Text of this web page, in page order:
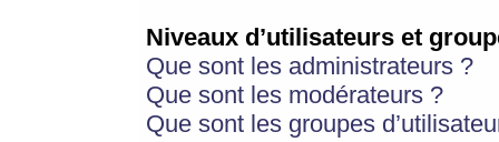
Niveaux d’utilisateurs et
Que sont les administrateurs ?
Que sont les modérateurs ?
Que sont les groupes